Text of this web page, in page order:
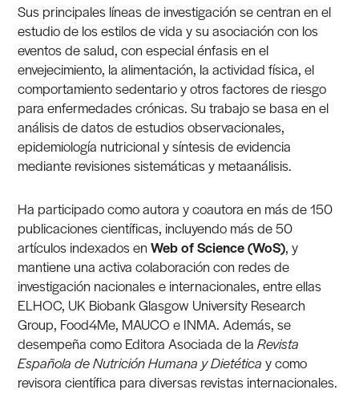
Sus principales líneas de investigación se centran en el
estudio de los estilos de vida y su asociación con los
eventos de salud, con especial énfasis en el
envejecimiento, la alimentación, la actividad física, el
comportamiento sedentario y otros factores de riesgo
para enfermedades crónicas. Su trabajo se basa en el
análisis de datos de estudios observacionales,
epidemiología nutricional y síntesis de evidencia
mediante revisiones sistemáticas y metaanálisis.
Ha participado como autora y coautora en más de 150
publicaciones científicas, incluyendo más de 50
artículos indexados enWeb of Science (WoS), y
mantiene una activa colaboración con redes de
investigación nacionales e internacionales, entre ellas
ELHOC, UK Biobank Glasgow University Research
Group, Food4Me, MAUCO e INMA. Además, se
desempeña como Editora Asociada de laRevista
Española de Nutrición Humana y Dietética y como
revisora científica para diversas revistas internacionales.